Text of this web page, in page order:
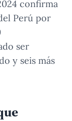
confirma
Perú por
ser
y seis más